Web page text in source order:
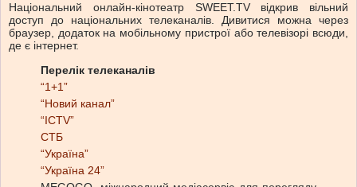
Національний онлайн-кінотеатр SWEET.TV відкрив вільний
доступ до національних телеканалів. Дивитися можна через
браузер, додаток на мобільному пристрої або телевізорі всюди,
де є інтернет.
Перелік телеканалів
“1+1”
“Новий канал”
“ICTV”
СТБ
“Україна”
“Україна 24”